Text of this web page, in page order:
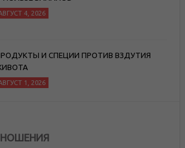
4, 2026
И СПЕЦИИ ПРОТИВ ВЗДУТИЯ
1, 2026